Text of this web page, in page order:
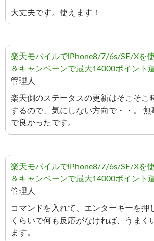
大丈夫です。使えます！
楽天モバイルでiPhone8/7/6s/SE/Xを
＆キャンペーンで最大14000ポイント
管理人
楽天側のステータスの更新はそこそこ
するので、気にしない方向で・・。 無
で良かったです。
楽天モバイルでiPhone8/7/6s/SE/Xを
＆キャンペーンで最大14000ポイント
管理人
コマンドを入れて、エンターキーを押
くらいで何も反応がなければ、うまく
ます。